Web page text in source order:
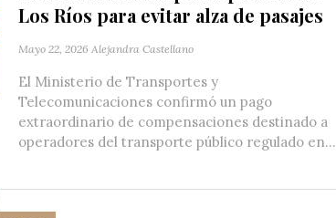
Los Ríos para evitar alza de pasajes
Mayo 22, 2026 Alejandra Castellano
El Ministerio de Transportes y
Telecomunicaciones confirmó un pago
extraordinario de compensaciones destinado a
operadores del transporte público regulado en...